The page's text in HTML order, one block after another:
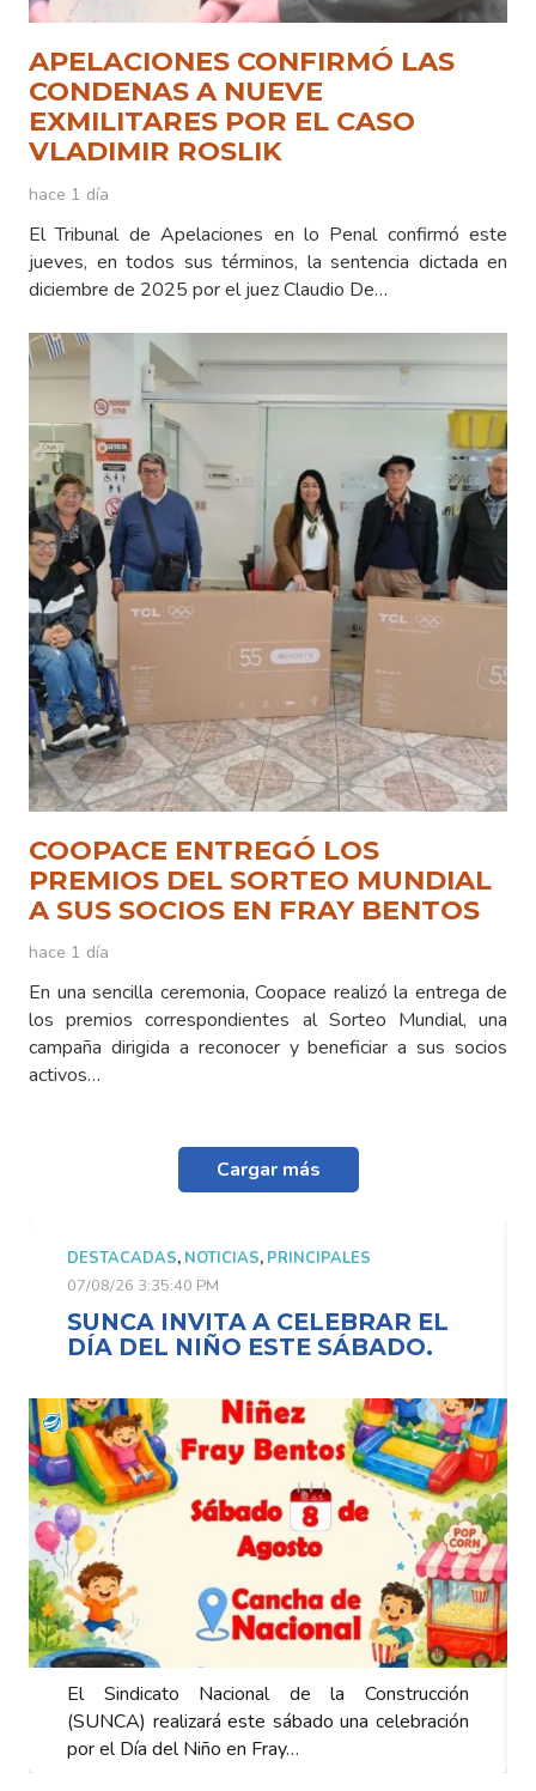
APELACIONES CONFIRMÓ LAS
CONDENAS A NUEVE
EXMILITARES POR EL CASO
VLADIMIR ROSLIK
hace 1 día
El Tribunal de Apelaciones en lo Penal confirmó este
jueves, en todos sus términos, la sentencia dictada en
diciembre de 2025 por el juez Claudio De…
COOPACE ENTREGÓ LOS
PREMIOS DEL SORTEO MUNDIAL
A SUS SOCIOS EN FRAY BENTOS
hace 1 día
En una sencilla ceremonia, Coopace realizó la entrega de
los premios correspondientes al Sorteo Mundial, una
campaña dirigida a reconocer y beneficiar a sus socios
activos…
Cargar más
DESTACADAS, NOTICIAS, PRINCIPALES
07/08/26 3:35:40 PM
SUNCA INVITA A CELEBRAR EL
DÍA DEL NIÑO ESTE SÁBADO.
El Sindicato Nacional de la Construcción
(SUNCA) realizará este sábado una celebración
por el Día del Niño en Fray…